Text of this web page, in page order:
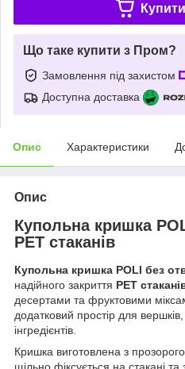
Що таке купити з Пром?
Замовлення під захистом
Доступна доставка
Опис Характеристики
Опис
Купольна кришка
PET стаканів
Купольна кришка POLI без
надійного закриття PET
десертами та фруктовими
додатковий простір для
інгредієнтів.
Кришка виготовлена з